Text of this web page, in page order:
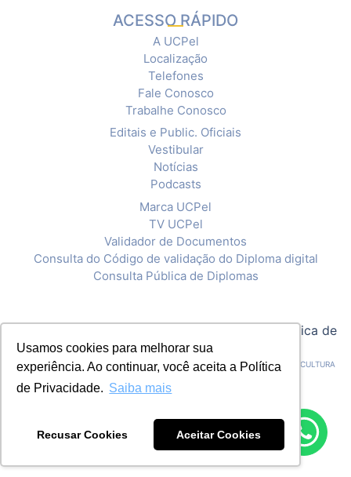
Usamos cookies para melhorar sua
experiência. Ao continuar, você aceita a Política
de Privacidade. Saiba mais
Recusar Cookies Aceitar Cookies
ACESSO RÁPIDO
A UCPel
Localização
Telefones
Fale Conosco
Trabalhe Conosco
Editais e Public. Oficiais
Vestibular
Notícias
Podcasts
Marca UCPel
TV UCPel
Validador de Documentos
Consulta do Código de validação do Diploma digital
Consulta Pública de Diplomas
Política de
Privacidade
CNPJ: 92.238.914/0001-03 - ASSOCIAÇÃO PELOTENSE DE ASSISTÊNCIA E CULTURA